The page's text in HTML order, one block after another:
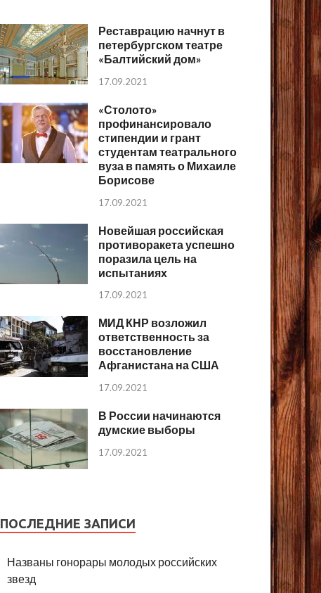
Реставрацию начнут в
петербургском театре
«Балтийский дом»
17.09.2021
«Столото»
профинансировало
стипендии и грант
студентам театрального
вуза в память о Михаиле
Борисове
17.09.2021
Новейшая российская
противоракета успешно
поразила цель на
испытаниях
17.09.2021
МИД КНР возложил
ответственность за
восстановление
Афганистана на США
17.09.2021
В России начинаются
думские выборы
17.09.2021
ПОСЛЕДНИЕ ЗАПИСИ
Названы гонорары молодых российских
звезд